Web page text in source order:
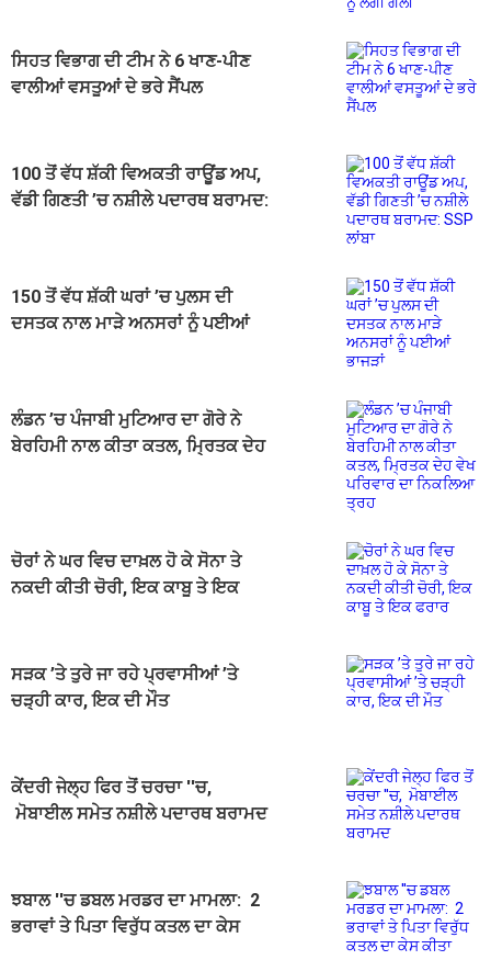
ਸਿਹਤ ਵਿਭਾਗ ਦੀ ਟੀਮ ਨੇ 6 ਖਾਣ-ਪੀਣ
ਵਾਲੀਆਂ ਵਸਤੂਆਂ ਦੇ ਭਰੇ ਸੈਂਪਲ
100 ਤੋਂ ਵੱਧ ਸ਼ੱਕੀ ਵਿਅਕਤੀ ਰਾਊਂਡ ਅਪ,
ਵੱਡੀ ਗਿਣਤੀ ’ਚ ਨਸ਼ੀਲੇ ਪਦਾਰਥ ਬਰਾਮਦ:
150 ਤੋਂ ਵੱਧ ਸ਼ੱਕੀ ਘਰਾਂ ’ਚ ਪੁਲਸ ਦੀ
ਦਸਤਕ ਨਾਲ ਮਾੜੇ ਅਨਸਰਾਂ ਨੂੰ ਪਈਆਂ
ਲੰਡਨ ’ਚ ਪੰਜਾਬੀ ਮੁਟਿਆਰ ਦਾ ਗੋਰੇ ਨੇ
ਬੇਰਹਿਮੀ ਨਾਲ ਕੀਤਾ ਕਤਲ, ਮ੍ਰਿਤਕ ਦੇਹ
ਚੋਰਾਂ ਨੇ ਘਰ ਵਿਚ ਦਾਖ਼ਲ ਹੋ ਕੇ ਸੋਨਾ ਤੇ
ਨਕਦੀ ਕੀਤੀ ਚੋਰੀ, ਇਕ ਕਾਬੂ ਤੇ ਇਕ
ਸੜਕ ’ਤੇ ਤੁਰੇ ਜਾ ਰਹੇ ਪ੍ਰਵਾਸੀਆਂ ’ਤੇ
ਚੜ੍ਹੀ ਕਾਰ, ਇਕ ਦੀ ਮੌਤ
ਕੇਂਦਰੀ ਜੇਲ੍ਹ ਫਿਰ ਤੋਂ ਚਰਚਾ ''ਚ,
ਮੋਬਾਈਲ ਸਮੇਤ ਨਸ਼ੀਲੇ ਪਦਾਰਥ ਬਰਾਮਦ
ਝਬਾਲ ''ਚ ਡਬਲ ਮਰਡਰ ਦਾ ਮਾਮਲਾ: 2
ਭਰਾਵਾਂ ਤੇ ਪਿਤਾ ਵਿਰੁੱਧ ਕਤਲ ਦਾ ਕੇਸ